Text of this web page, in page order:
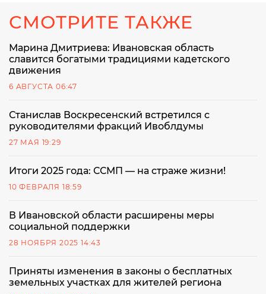
СМОТРИТЕ ТАКЖЕ
Марина Дмитриева: Ивановская область
славится богатыми традициями кадетского
движения
6 АВГУСТА 06:47
Станислав Воскресенский встретился с
руководителями фракций Ивоблдумы
27 МАЯ 19:29
Итоги 2025 года: ССМП — на страже жизни!
10 ФЕВРАЛЯ 18:59
В Ивановской области расширены меры
социальной поддержки
28 НОЯБРЯ 2025 14:43
Приняты изменения в законы о бесплатных
земельных участках для жителей региона